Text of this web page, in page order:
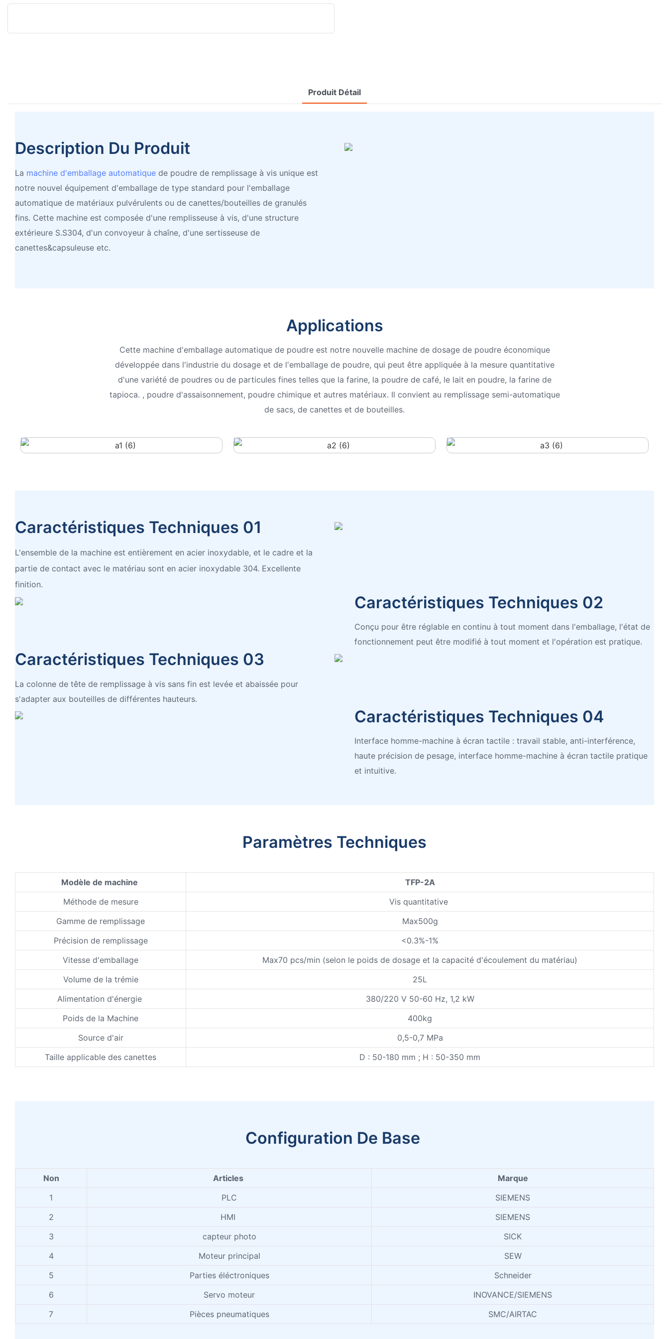
Produit Détail
Description Du Produit
La machine d'emballage automatique de poudre de remplissage à vis unique est
notre nouvel équipement d'emballage de type standard pour l'emballage
automatique de matériaux pulvérulents ou de canettes/bouteilles de granulés
fins. Cette machine est composée d'une remplisseuse à vis, d'une structure
extérieure S.S304, d'un convoyeur à chaîne, d'une sertisseuse de
canettes&capsuleuse etc.
Applications
Cette machine d'emballage automatique de poudre est notre nouvelle machine de dosage de poudre économique
développée dans l'industrie du dosage et de l'emballage de poudre, qui peut être appliquée à la mesure quantitative
d'une variété de poudres ou de particules fines telles que la farine, la poudre de café, le lait en poudre, la farine de
tapioca. , poudre d'assaisonnement, poudre chimique et autres matériaux. Il convient au remplissage semi-automatique
de sacs, de canettes et de bouteilles.
Caractéristiques Techniques 01
L'ensemble de la machine est entièrement en acier inoxydable, et le cadre et la
partie de contact avec le matériau sont en acier inoxydable 304. Excellente
finition.
Caractéristiques Techniques 02
Conçu pour être réglable en continu à tout moment dans l'emballage, l'état de
fonctionnement peut être modifié à tout moment et l'opération est pratique.
Caractéristiques Techniques 03
La colonne de tête de remplissage à vis sans fin est levée et abaissée pour
s'adapter aux bouteilles de différentes hauteurs.
Caractéristiques Techniques 04
Interface homme-machine à écran tactile : travail stable, anti-interférence,
haute précision de pesage, interface homme-machine à écran tactile pratique
et intuitive.
Paramètres Techniques
Modèle de machine
TFP-2A
Méthode de mesure
Vis quantitative
Gamme de remplissage
Max500g
Précision de remplissage
<0.3%-1%
Vitesse d'emballage
Max70 pcs/min (selon le poids de dosage et la capacité d'écoulement du matériau)
Volume de la trémie
25L
Alimentation d'énergie
380/220 V 50-60 Hz, 1,2 kW
Poids de la Machine
400kg
Source d'air
0,5-0,7 MPa
Taille applicable des canettes
D : 50-180 mm ; H : 50-350 mm
Configuration De Base
Non Articles
Marque
1
PLC
SIEMENS
2
HMI
SIEMENS
3
capteur photo
SICK
4
Moteur principal
SEW
5
Parties éléctroniques
Schneider
6
Servo moteur
INOVANCE/SIEMENS
7
Pièces pneumatiques SMC/AIRTAC